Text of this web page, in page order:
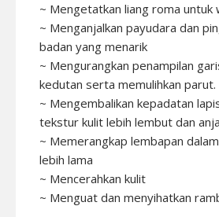
~ Mengetatkan liang roma untuk
~ Menganjalkan payudara dan
badan yang menarik
~ Mengurangkan penampilan
kedutan serta memulihkan parut.
~ Mengembalikan kepadatan
tekstur kulit lebih lembut dan
~ Memerangkap lembapan
lebih lama
~ Mencerahkan kulit
~ Menguat dan menyihatkan